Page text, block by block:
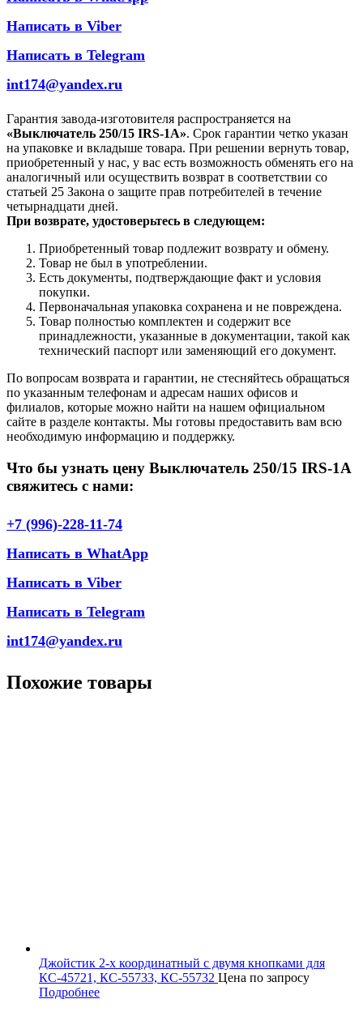
Написать в Viber
Написать в Telegram
int174@yandex.ru
Гарантия завода-изготовителя распространяется на
«Выключатель 250/15 IRS-1A». Срок гарантии четко указан
на упаковке и вкладыше товара. При решении вернуть товар,
приобретенный у нас, у вас есть возможность обменять его на
аналогичный или осуществить возврат в соответствии со
статьей 25 Закона о защите прав потребителей в течение
четырнадцати дней.
При возврате, удостоверьтесь в следующем:
Приобретенный товар подлежит возврату и обмену.
Товар не был в употреблении.
Есть документы, подтверждающие факт и условия
покупки.
Первоначальная упаковка сохранена и не повреждена.
Товар полностью комплектен и содержит все
принадлежности, указанные в документации, такой как
технический паспорт или заменяющий его документ.
По вопросам возврата и гарантии, не стесняйтесь обращаться
по указанным телефонам и адресам наших офисов и
филиалов, которые можно найти на нашем официальном
сайте в разделе контакты. Мы готовы предоставить вам всю
необходимую информацию и поддержку.
Что бы узнать цену Выключатель 250/15 IRS-1A
свяжитесь с нами:
+7 (996)-228-11-74
Написать в WhatApp
Написать в Viber
Написать в Telegram
int174@yandex.ru
Похожие товары
Джойстик 2-х координатный с двумя кнопками для
КС-45721, КС-55733, КС-55732 Цена по запросу
Подробнее